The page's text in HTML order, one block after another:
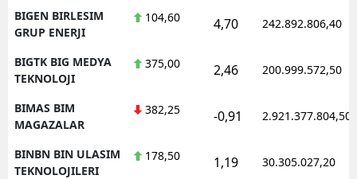
BIGEN BIRLESIM
GRUP ENERJI
104,60 4,70 242.892.806,40
BIGTK BIG MEDYA
TEKNOLOJI
375,00 2,46 200.999.572,50
BIMAS BIM
MAGAZALAR
382,25 -0,91 2.921.377.804,50
BINBN BIN ULASIM
TEKNOLOJILERI
178,50 1,19 30.305.027,20